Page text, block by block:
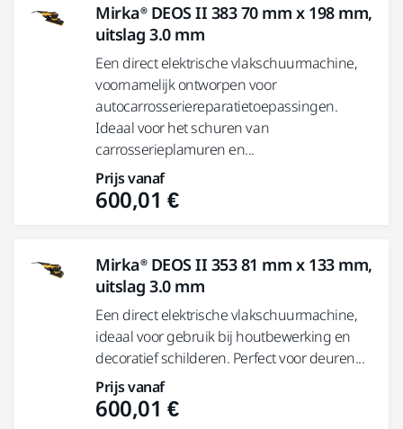
Mirka® DEOS II 383 70 mm x 198 mm,
uitslag 3.0 mm
Een direct elektrische vlakschuurmachine,
voornamelijk ontworpen voor
autocarrosseriereparatietoepassingen.
Ideaal voor het schuren van
carrosserieplamuren en...
Prijs vanaf
600,01 €
Mirka® DEOS II 353 81 mm x 133 mm,
uitslag 3.0 mm
Een direct elektrische vlakschuurmachine,
ideaal voor gebruik bij houtbewerking en
decoratief schilderen. Perfect voor deuren...
Prijs vanaf
600,01 €